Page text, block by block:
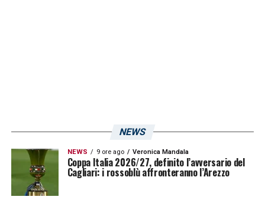
NEWS
NEWS 9 ore ago Veronica Mandala
Coppa Italia 2026/27, definito l’avversario del
Cagliari: i rossoblù affronteranno l’Arezzo